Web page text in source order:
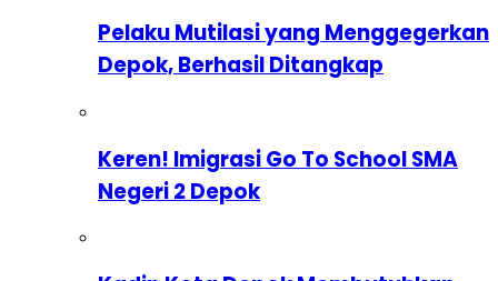
Pelaku Mutilasi yang Menggegerkan
Depok, Berhasil Ditangkap
Keren! Imigrasi Go To School SMA
Negeri 2 Depok